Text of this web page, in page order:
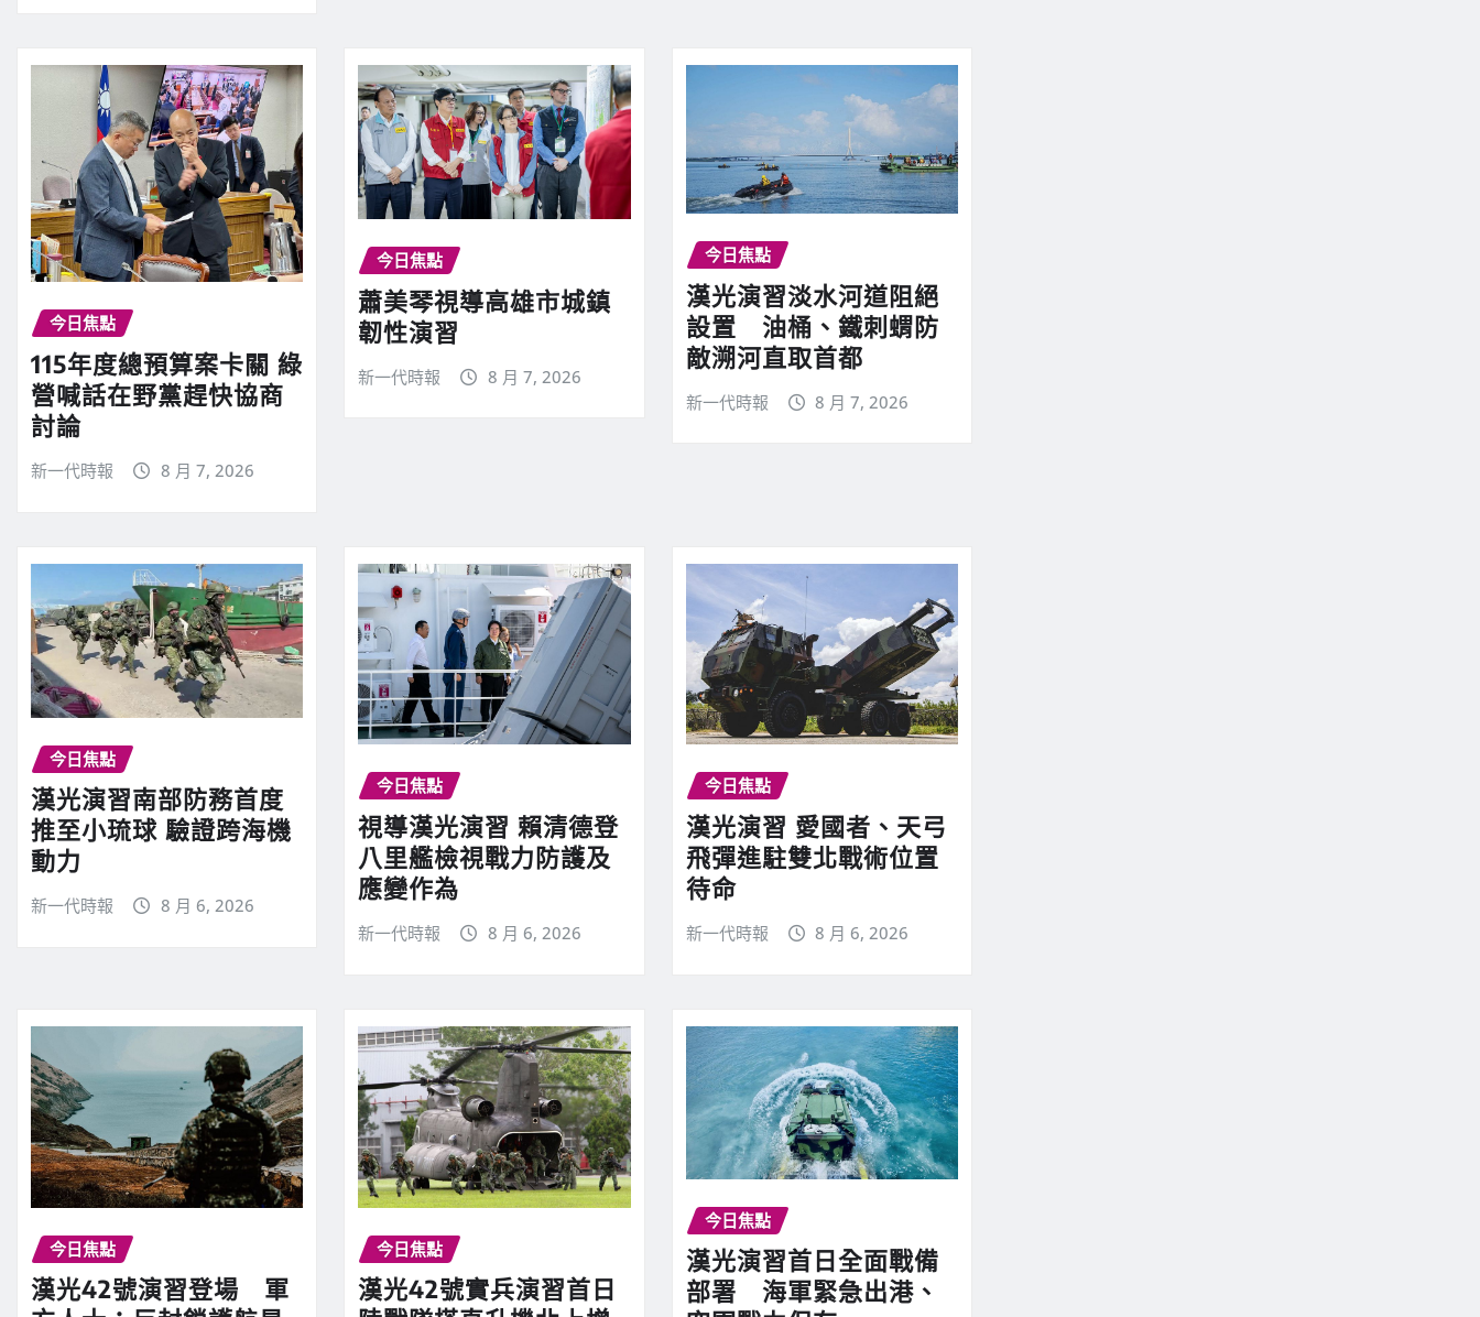
今日焦點
115年度總預算案卡關 綠
營喊話在野黨趕快協商
討論
新一代時報 8 月 7, 2026
今日焦點
蕭美琴視導高雄市城鎮
韌性演習
新一代時報 8 月 7, 2026
今日焦點
漢光演習淡水河道阻絕
設置 油桶、鐵刺蝟防
敵溯河直取首都
新一代時報 8 月 7, 2026
今日焦點
漢光演習南部防務首度
推至小琉球 驗證跨海機
動力
新一代時報 8 月 6, 2026
今日焦點
視導漢光演習 賴清德登
八里艦檢視戰力防護及
應變作為
新一代時報 8 月 6, 2026
今日焦點
漢光演習 愛國者、天弓
飛彈進駐雙北戰術位置
待命
新一代時報 8 月 6, 2026
今日焦點
漢光42號演習登場 軍
今日焦點
漢光42號實兵演習首日
今日焦點
漢光演習首日全面戰備
部署 海軍緊急出港、